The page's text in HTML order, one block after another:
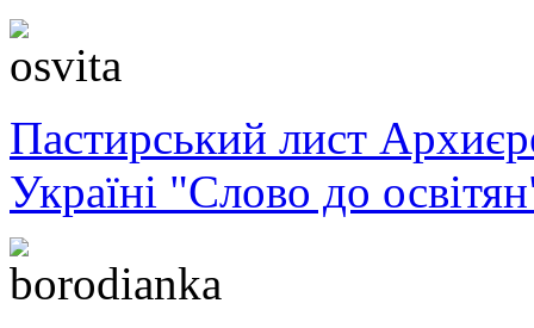
Пастирський лист
Україні "Слово до